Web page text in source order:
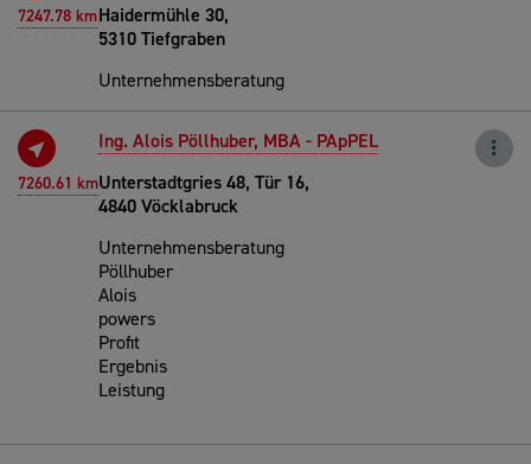
7247.78 kmHaidermühle 30,
5310 Tiefgraben
Unternehmensberatung
7260.61 km
Ing. Alois Pöllhuber, MBA - PApPEL
Unterstadtgries 48, Tür 16,
4840 Vöcklabruck
Unternehmensberatung
Pöllhuber
Alois
powers
Profit
Ergebnis
Leistung